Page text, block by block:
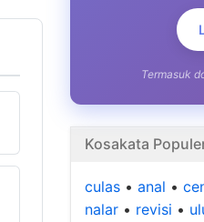
Termasuk
Kosakata
culas • anal •
nalar • revisi •